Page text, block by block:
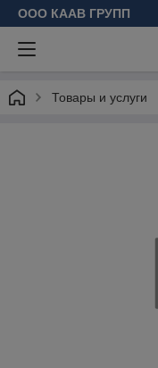
ООО КААВ ГРУПП
Товары и услуги